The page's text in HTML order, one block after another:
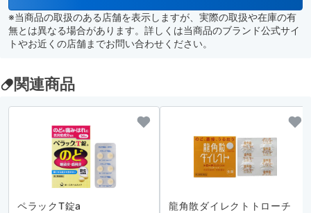
※当商品の取扱のある店舗を表示しますが、実際の取扱や在庫の有
無とは異なる場合があります。詳しくは当商品のブランド公式サイ
トやお近くの店舗までお問い合わせください。
関連商品
ペラックT錠a
龍角散ダイレクトトローチ